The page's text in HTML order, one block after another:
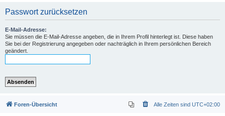
Passwort zurücksetzen
E-Mail-Adresse:
Sie müssen die E-Mail-Adresse angeben, die in Ihrem Profil hinterlegt ist. Diese haben
Sie bei der Registrierung angegeben oder nachträglich in Ihrem persönlichen Bereich
geändert.
Foren-Übersicht Alle Zeiten sind UTC+02:00